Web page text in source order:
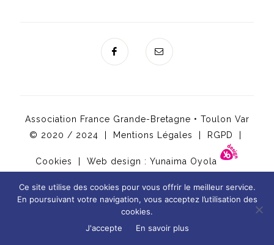
Association France Grande-Bretagne • Toulon Var
© 2020 / 2024 |
Mentions Légales RGPD
Cookies | Web design : Yunaima Oyola
-
Ce site utilise des cookies pour vous offrir le meilleur service.
En poursuivant votre navigation, vous acceptez l’utilisation des
cookies.
J'accepte
En savoir plus